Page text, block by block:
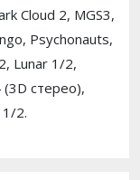
Cloud 2, MGS3,
Psychonauts,
Lunar 1/2,
стерео),
2.